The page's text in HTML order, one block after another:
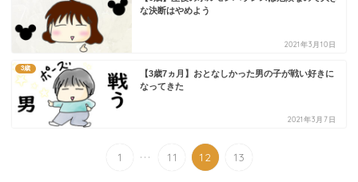
な決断はやめよう
2021年3月10日
3歳
【3歳7ヵ月】おとなしかった男の子が戦い好きに
なってきた
2021年3月7日
1 ... 11 12 13